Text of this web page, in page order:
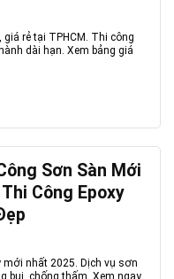
rẻ tại TPHCM. Thi công
dài hạn. Xem bảng giá
Sơn Sàn Mới
Công Epoxy
mới nhất 2025. Dịch vụ sơn
bụi, chống thấm. Xem ngay